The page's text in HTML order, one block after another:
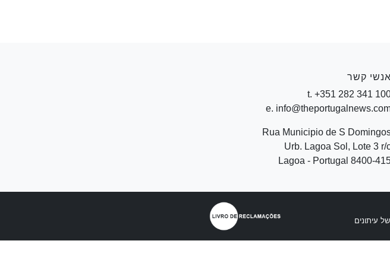
אנשי קשר
t. +351 282 341
e.
Rua Municipio de S
Urb. Lagoa Sol, Lote 3 r/
8400-415 Lagoa -